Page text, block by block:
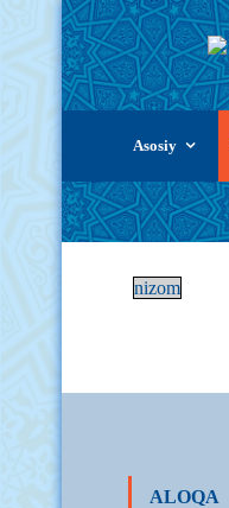
content
Asosiy
nizom
ALOQA